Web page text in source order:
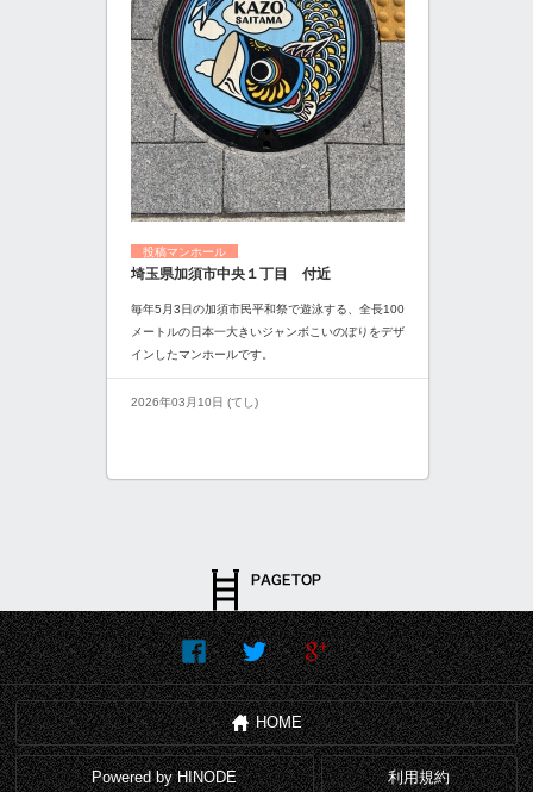
投稿マンホール
埼玉県加須市中央１丁目 付近
毎年5月3日の加須市民平和祭で遊泳する、全長100
メートルの日本一大きいジャンボこいのぼりをデザ
インしたマンホールです。
2026年03月10日 (てし)
HOME
Powered by HINODE 利用規約